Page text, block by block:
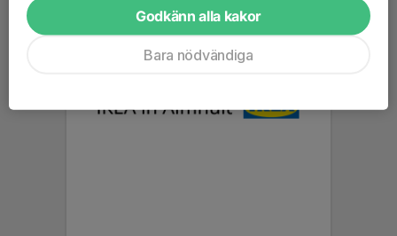
Godkänn alla kakor
Bara nödvändiga